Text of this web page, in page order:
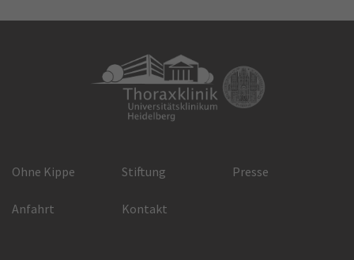
Ohne Kippe Stiftung Presse
Anfahrt Kontakt